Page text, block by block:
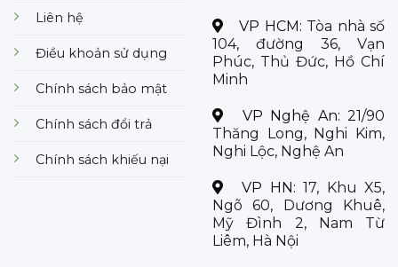
Liên hệ
Điều khoản sử dụng
Chính sách bảo mật
Chính sách đổi trả
Chính sách khiếu nại
VP HCM: Tòa nhà số
104, đường 36, Vạn
Phúc, Thủ Đức, Hồ Chí
Minh
VP Nghệ An: 21/90
Thăng Long, Nghi Kim,
Nghi Lộc, Nghệ An
VP HN:17, Khu X5,
Ngõ 60, Dương Khuê,
Mỹ Đình 2, Nam Từ
Liêm, Hà Nội